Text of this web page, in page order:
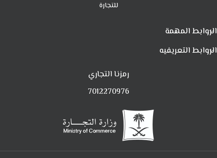
للتجارة
الروابط المهمة
الروابط التعريفيه
رمزنا التجاري
7012270976